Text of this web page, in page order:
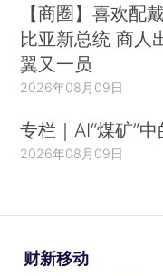
【商圈】喜欢配
比亚新总统 商人
翼又一员
2026年08月09日
专栏｜AI“煤矿”
2026年08月09日
财新移动